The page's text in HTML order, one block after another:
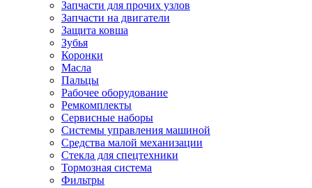
Запчасти для прочих узлов
Запчасти на двигатели
Защита ковша
Зубья
Коронки
Масла
Пальцы
Рабочее оборудование
Ремкомплекты
Сервисные наборы
Системы управления машиной
Средства малой механизации
Стекла для спецтехники
Тормозная система
Фильтры